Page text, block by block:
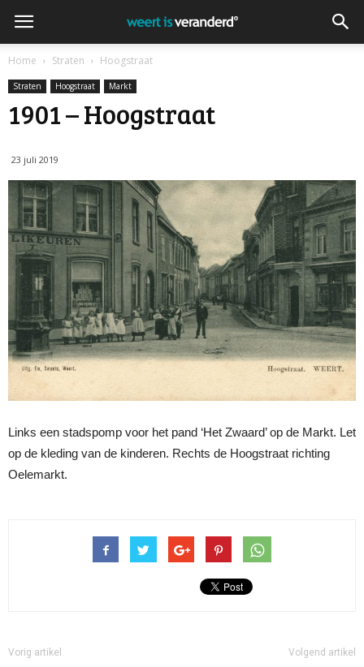
Home Straten Hoogstraat
Straten Hoogstraat Markt
1901 – Hoogstraat
23 juli 2019
Links een stadspomp voor het pand ‘Het Zwaard’ op de Markt. Let
op de kleding van de kinderen. Rechts de Hoogstraat richting
Oelemarkt.
Vorig artikel Volgend artikel